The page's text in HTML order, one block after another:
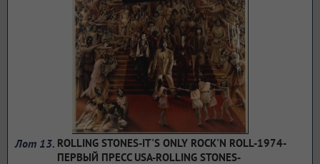
Лот 13. ROLLING STONES-IT'S ONLY ROCK'N ROLL-1974-
ПЕРВЫЙ ПРЕСС USA-ROLLING STONES-